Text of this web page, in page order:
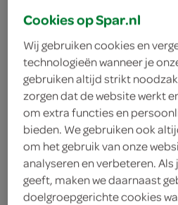
Tony's
Chocolade
Tony's chocolonely
Cookies op Spar.nl
Wij gebruiken cookies en
technologieën wanneer je
gebruiken altijd strikt
zorgen dat de website werkt
om extra functies en
bieden. We gebruiken ook
om het gebruik van onze
analyseren en verbeteren.
geeft, maken we daarnaast
doelgroepgerichte cookies